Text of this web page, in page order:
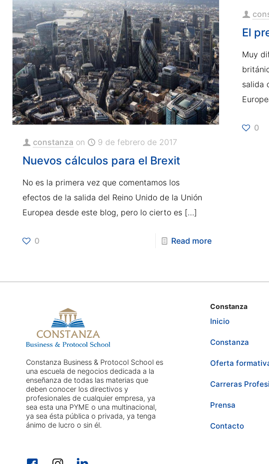
constanza on 9 de febrero de 2017
Nuevos cálculos para el Brexit
No es la primera vez que comentamos los
efectos de la salida del Reino Unido de la Unión
Europea desde este blog, pero lo cierto es […]
0 Read more
El
Muy
salida
0
Constanza Business & Protocol School es
una escuela de negocios dedicada a la
enseñanza de todas las materias que
deben conocer los directivos y
profesionales de cualquier empresa, ya
sea esta una PYME o una multinacional,
ya sea ésta pública o privada, ya tenga
ánimo de lucro o sin él.
Constanza
Inicio
Constanza
Oferta
Carreras
Prensa
Contacto